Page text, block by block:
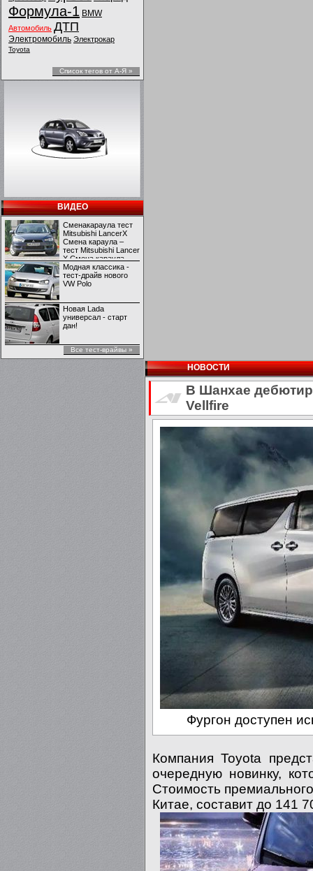
Формула-1 BMW
Автомобиль ДТП
Электромобиль Электрокар
Toyota
Список тегов от А-Я »
ВИДЕО
Сменакараула тест
Mitsubishi LancerX
Смена караула –
тест Mitsubishi Lancer
X Смена караула –
тест Mitsubishi Lancer
X
Модная классика -
тест-драйв нового
VW Polo
Новая Lada
универсал - старт
дан!
Все тест-врайвы »
НОВОСТИ
В Шанхае
Vellfire
Фургон доступен
Компания Toyota
очередную новинку,
Стоимость
Китае, составит до 141